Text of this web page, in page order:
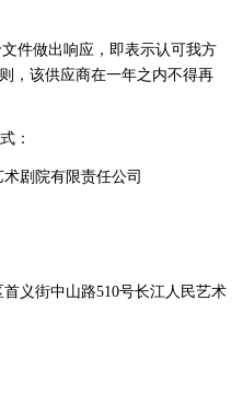
件做出响应，即表示认可我方
，该供应商在一年之内不得再
：
剧院有限责任公司
义街中山路510号长江人民艺术